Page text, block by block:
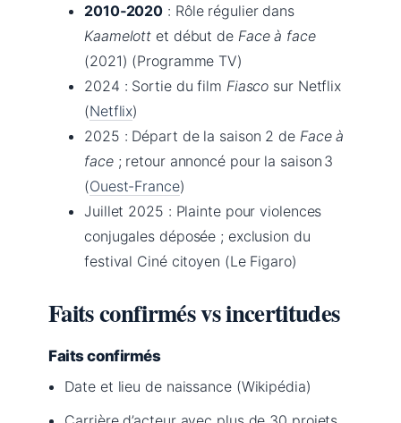
2010‑2020 : Rôle régulier dans
Kaamelott et début de Face à face
(2021) (Programme TV)
2024 : Sortie du film Fiasco sur Netflix
(Netflix)
2025 : Départ de la saison 2 de Face à
face; retour annoncé pour la saison 3
(Ouest-France)
Juillet 2025 : Plainte pour violences
conjugales déposée ; exclusion du
festival Ciné citoyen (Le Figaro)
Faits confirmés vs incertitudes
Faits confirmés
Date et lieu de naissance (Wikipédia)